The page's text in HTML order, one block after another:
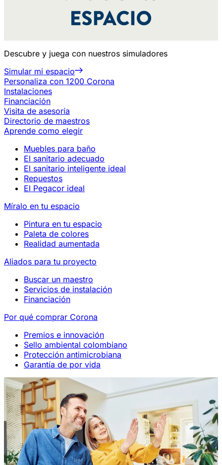
Descubre y juega con nuestros simuladores
Simular mi espacio
Personaliza con 1200 Corona
Instalaciones
Financiación
Visita de asesoría
Directorio de maestros
Aprende como elegir
Muebles para baño
El sanitario adecuado
El sanitario inteligente ideal
Repuestos
El Pegacor ideal
Míralo en tu espacio
Pintura en tu espacio
Paleta de colores
Realidad aumentada
Aliados para tu proyecto
Buscar un maestro
Servicios de instalación
Financiación
Por qué comprar Corona
Premios e innovación
Sello ambiental colombiano
Protección antimicrobiana
Garantía de por vida